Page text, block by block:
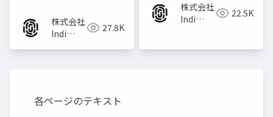
株式会社
Indi
27.8K
株式会社
Indi
22.5K
各ページのテキスト